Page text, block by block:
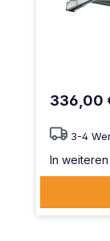
336,00
3-4
In